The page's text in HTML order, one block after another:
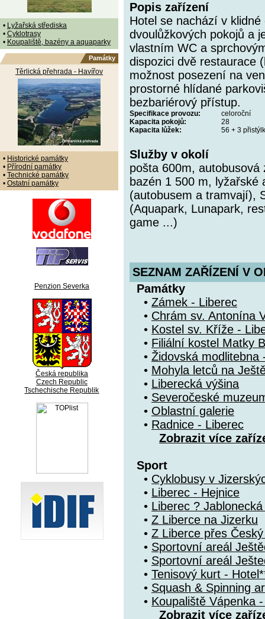
• Lyžařská střediska
• Cyklotrasy
• Koupaliště, bazény a aquaparky
Památky
Těrlická přehrada - Havířov
• Historické památky
• Přírodní památky
• Technické památky
• Ostatní památky
Penzion Severka
Česká republika
Czech Republic
Tschechische Republik
Popis zařízení
Hotel se nachází v
dvoulůžkových pokojů a
vlastním WC a
dispozici dvě restaurace
možnost posezení na
prostorné hlídané
bezbariérový přístup.
Specifikace provozu:
celoroční
Kapacita pokojů:
28
Kapacita lůžek:
56 + 3
Služby v okolí
pošta 600m,
bazén 1 500 m, lyžařské
(autobusem a tramvají),
(Aquapark, Lunapark,
game ...)
SEZNAM ZAŘÍZENÍ V
Památky
• Zámek - Liberec
• Chrám sv. Antonína
• Kostel sv. Kříže -
• Filiální kostel Matky
• Židovská modlitebna
• Mohyla letců na
• Liberecká výšina
• Severočeské
• Oblastní galerie
• Radnice - Liberec
Zobrazit více
Sport
• Cyklobusy v
• Liberec - Hejnice
• Liberec ?
• Z Liberce na Jizerku
• Z Liberce přes
• Sportovní areál
• Sportovní areál
• Tenisový kurt -
• Squash & Spinning
• Koupaliště Vápenka
Zobrazit více